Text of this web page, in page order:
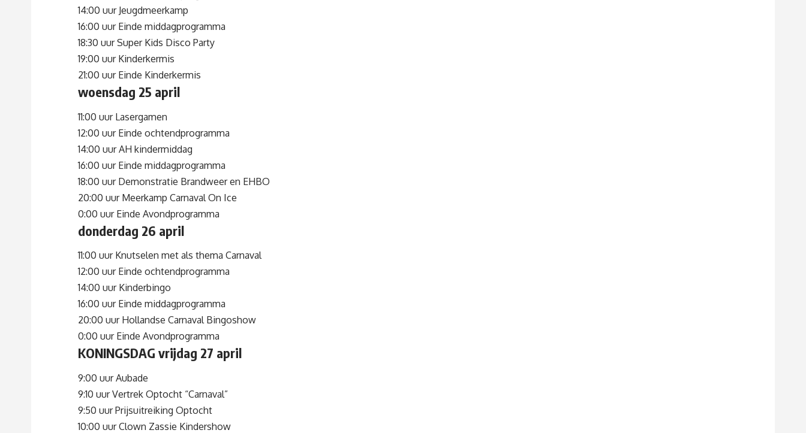
14:00 uur Jeugdmeerkamp
16:00 uur Einde middagprogramma
18:30 uur Super Kids Disco Party
19:00 uur Kinderkermis
21:00 uur Einde Kinderkermis
woensdag 25 april
11:00 uur Lasergamen
12:00 uur Einde ochtendprogramma
14:00 uur AH kindermiddag
16:00 uur Einde middagprogramma
18:00 uur Demonstratie Brandweer en EHBO
20:00 uur Meerkamp Carnaval On Ice
0:00 uur Einde Avondprogramma
donderdag 26 april
11:00 uur Knutselen met als thema Carnaval
12:00 uur Einde ochtendprogramma
14:00 uur Kinderbingo
16:00 uur Einde middagprogramma
20:00 uur Hollandse Carnaval Bingoshow
0:00 uur Einde Avondprogramma
KONINGSDAG vrijdag 27 april
9:00 uur Aubade
9:10 uur Vertrek Optocht “Carnaval”
9:50 uur Prijsuitreiking Optocht
10:00 uur Clown Zassie Kindershow